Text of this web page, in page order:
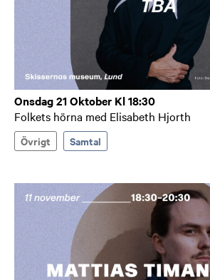
Onsdag 21 Oktober Kl 18:30
Folkets hörna med Elisabeth Hjorth
Övrigt Samtal